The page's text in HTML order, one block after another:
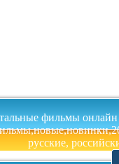
фильмы онлайн
русские,